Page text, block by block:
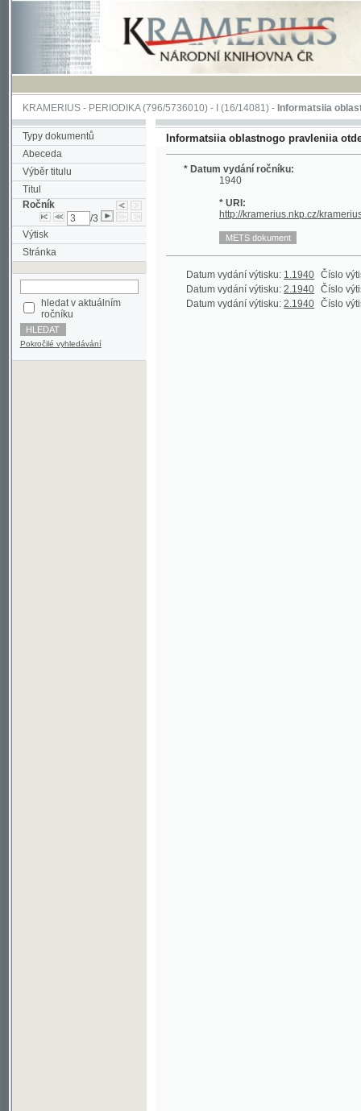
KRAMERIUS-PERIODIKA(796/5736010) -I(16/14081) -Informatsiia oblastnogo
Typy dokumentů
Abeceda
Výběr titulu
Titul
Ročník
/3
Výtisk
Stránka
hledat v aktuálním
Pokročilé vyhledávání
Informatsiia oblastnogo pravleniia otdela
* Datum vydání ročníku:
1940
* URI:
Datum vydání výtisku:2.1940 Číslo výtisku:31